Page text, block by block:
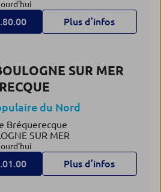
Plus d’infos
SUR MER
du Nord
Bréquerecque
SUR MER
Plus d’infos